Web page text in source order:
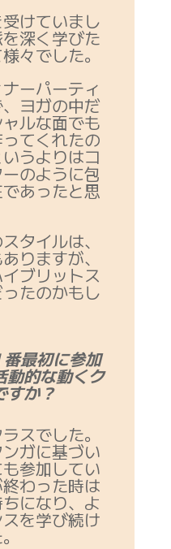
けていまし
深く学びた
々でした。
ーパーティ
ヨガの中だ
ルな面でも
てくれたの
うよりはコ
のように包
あったと思
タイルは、
りますが、
ブリットス
たのかもし
最初に参加
動的な動くク
すか？
スでした。
ガに基づい
参加してい
わった時は
になり、よ
を学び続け